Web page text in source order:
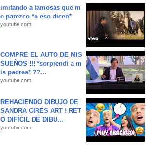
imitando a famosas que m
e parezco *o eso dicen*
youtube.com
COMPRE EL AUTO DE MIS
SUEÑOS !!! *sorprendi a m
is padres* ??...
youtube.com
REHACIENDO DIBUJO DE
SANDRA CIRES ART ! RET
O DIFÍCIL DE DIBU...
youtube.com